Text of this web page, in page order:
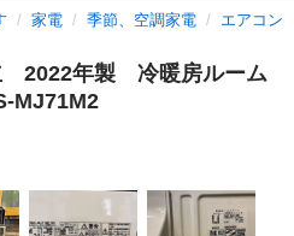
家電 季節、空調家電 エアコン
2022年製 冷暖房ルーム
MJ71M2